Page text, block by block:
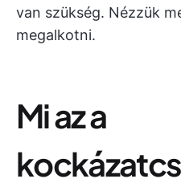
van szükség. Nézzük
megalkotni.
Mi az a